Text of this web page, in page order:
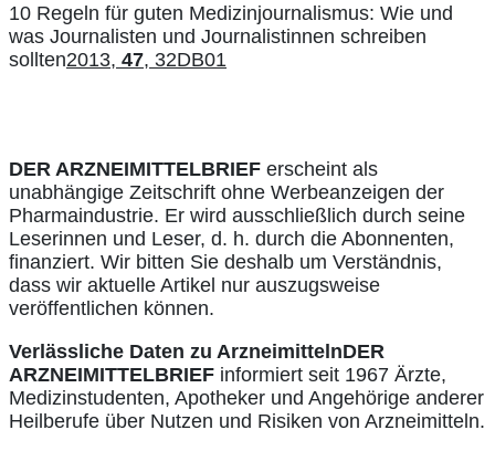
10 Regeln für guten Medizinjournalismus: Wie und
was Journalisten und Journalistinnen schreiben
sollten2013, 47, 32DB01
DER ARZNEIMITTELBRIEF erscheint als
unabhängige Zeitschrift ohne Werbeanzeigen der
Pharmaindustrie. Er wird ausschließlich durch seine
Leserinnen und Leser, d. h. durch die Abonnenten,
finanziert. Wir bitten Sie deshalb um Verständnis,
dass wir aktuelle Artikel nur auszugsweise
veröffentlichen können.
Verlässliche Daten zu ArzneimittelnDER
ARZNEIMITTELBRIEF informiert seit 1967 Ärzte,
Medizinstudenten, Apotheker und Angehörige anderer
Heilberufe über Nutzen und Risiken von Arzneimitteln.